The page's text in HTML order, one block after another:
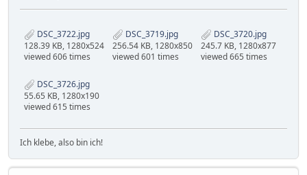
DSC_3722.jpg
128.39 KB, 1280x524
viewed 606 times
DSC_3719.jpg
256.54 KB, 1280x850
viewed 601 times
DSC_3720.jpg
245.7 KB, 1280x877
viewed 665 times
DSC_3726.jpg
55.65 KB, 1280x190
viewed 615 times
Ich klebe, also bin ich!